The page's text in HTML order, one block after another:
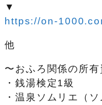
▼
https://on-
他
〜おふろ関係の所有
・銭湯検定1級
・温泉ソムリエ（